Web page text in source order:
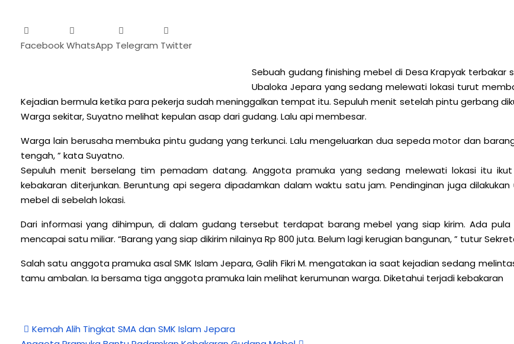
FacebookWhatsApp Telegram Twitter
Sebuah gudang finishing mebel di Desa Krapyak terbakar
Ubaloka Jepara yang sedang melewati lokasi turut
Kejadian bermula ketika para pekerja sudah meninggalkan tempat itu. Sepuluh menit setelah pintu gerbang
Wargasekitar, Suyatno melihat kepulan asap dari gudang. Lalu api membesar.
Warga lain berusaha membuka pintu gudang yang terkunci. Lalu mengeluarkan dua sepeda motor dan
tengah, ” kata Suyatno.
Sepuluh menit berselang tim pemadam datang. Anggota pramuka yang sedang melewati lokasi itu
kebakaran diterjunkan. Beruntung api segera dipadamkan dalam waktu satu jam. Pendinginan juga
mebel di sebelah lokasi.
Dari informasi yang dihimpun, di dalam gudang tersebut terdapat barang mebel yang siap kirim. Ada
mencapai satu miliar. “Barang yang siap dikirim nilainya Rp 800 juta. Belum lagi kerugian bangunan, ” tutur
Salah satu anggota pramuka asal SMK Islam Jepara, Galih Fikri M. mengatakan ia saat kejadian sedang
tamu ambalan. Ia bersama tiga anggota pramuka lain melihat kerumunan warga. Diketahui terjadi kebakaran
Kemah Alih Tingkat SMA dan SMK Islam Jepara